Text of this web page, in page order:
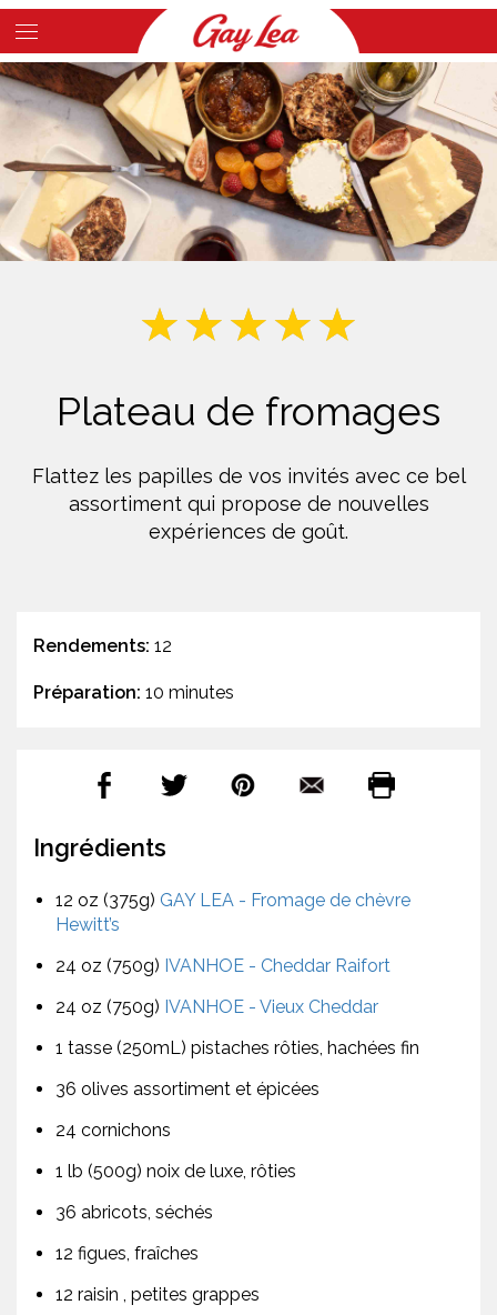
Skip
to
main
content
Main
Content
Plateau de fromages
Flattez les papilles de vos invités avec ce bel
assortiment qui propose de nouvelles
expériences de goût.
Rendements: 12
Préparation: 10 minutes
Ingrédients
12 oz (375g) GAY LEA - Fromage de chèvre
Hewitt’s
24 oz (750g) IVANHOE - Cheddar Raifort
24 oz (750g) IVANHOE - Vieux Cheddar
1 tasse (250mL) pistaches rôties, hachées fin
36 olives assortiment et épicées
24 cornichons
1 lb (500g) noix de luxe, rôties
36 abricots, séchés
12 figues, fraîches
12 raisin , petites grappes